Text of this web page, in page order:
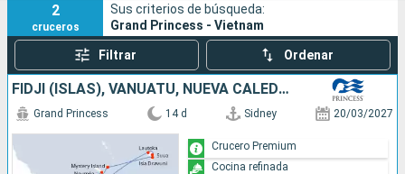
2
cruceros
Sus criterios de búsqueda:
Grand Princess - Vietnam
Filtrar Ordenar
FIDJI (ISLAS), VANUATU, NUEVA CALEDONIA, AUSTRALIA
Grand Princess 14 d Sidney 20/03/2027
Crucero Premium
Cocina refinada